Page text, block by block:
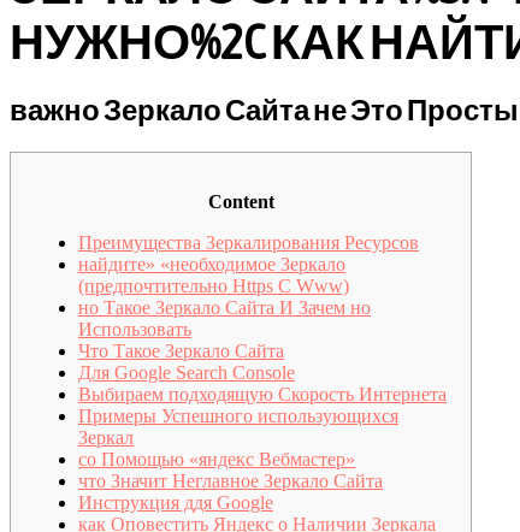
НУЖНО%2C КАК
важно Зеркало Сайта не Это
Content
Преимущества Зеркалирования Ресурсов
найдите» «необходимое Зеркало
(предпочтительно Https С Www)
но Такое Зеркало Сайта И Зачем но
Использовать
Что Такое Зеркало Сайта
Для Google Search Console
Выбираем подходящую Скорость Интернета
Примеры Успешного использующихся
Зеркал
со Помощью «яндекс Вебмастер»
что Значит Неглавное Зеркало Сайта
Инструкция ддя Google
как Оповестить Яндекс о Наличии Зеркала